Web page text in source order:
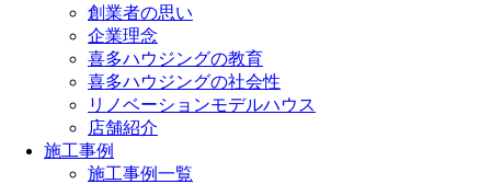
創業者の思い
企業理念
喜多ハウジングの教育
喜多ハウジングの社会性
リノベーションモデルハウス
店舗紹介
施工事例
施工事例一覧